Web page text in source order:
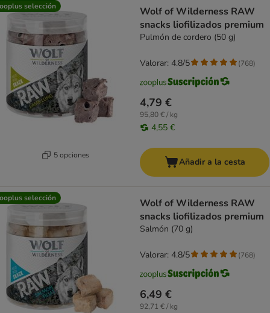
selección
5 opciones
Wolf of Wilderness RAW
snacks liofilizados premium
Pulmón de cordero (50 g)
4,79 €
95,80 € / kg
4,55 €
Valorar: 4.8/5 (768)
Añadir a la cesta
selección
Wolf of Wilderness RAW
snacks liofilizados premium
Salmón (70 g)
6,49 €
92,71 € / kg
Valorar: 4.8/5 (768)